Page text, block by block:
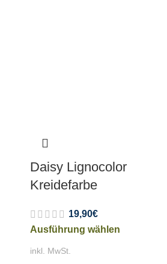
Daisy Lignocolor
Kreidefarbe
19,90€
Ausführung wählen
inkl. MwSt.